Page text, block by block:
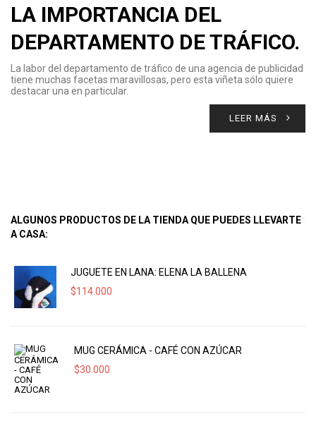
LA IMPORTANCIA DEL
DEPARTAMENTO DE TRÁFICO.
La labor del departamento de tráfico de una agencia de publicidad
tiene muchas facetas maravillosas, pero esta viñeta sólo quiere
destacar una en particular.
LEER MÁS
ALGUNOS PRODUCTOS DE LA TIENDA QUE PUEDES LLEVARTE
A CASA:
JUGUETE EN LANA: ELENA LA BALLENA
$114.000
MUG CERÁMICA - CAFÉ CON AZÚCAR
$30.000